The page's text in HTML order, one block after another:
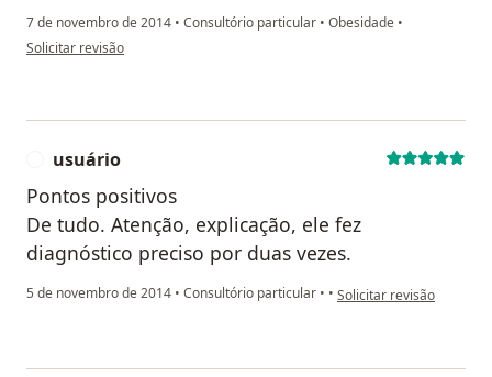
7 de novembro de 2014 • Consultório particular • Obesidade •
na opinião do utilizador anônimo
Solicitar revisão
usuário
Pontos positivos
De tudo. Atenção, explicação, ele fez
diagnóstico preciso por duas vezes.
5 de novembro de 2014 • Consultório particular • • na opinião do utilizador
Solicitar revisão